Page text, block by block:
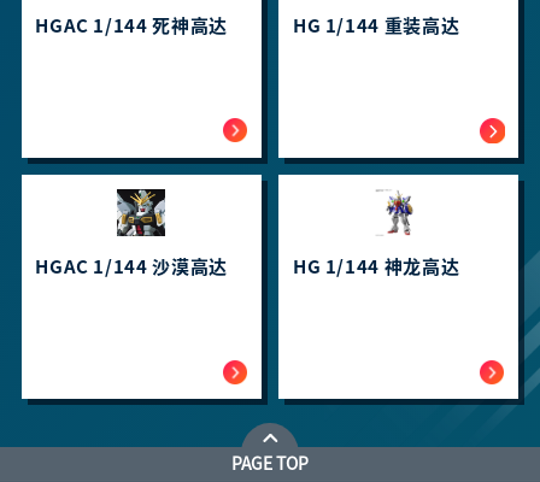
HGAC 1/144 死神高达 HG 1/144 重装高达
HGAC 1/144 沙漠高达 HG 1/144 神龙高达 ​​​​
PAGE TOP